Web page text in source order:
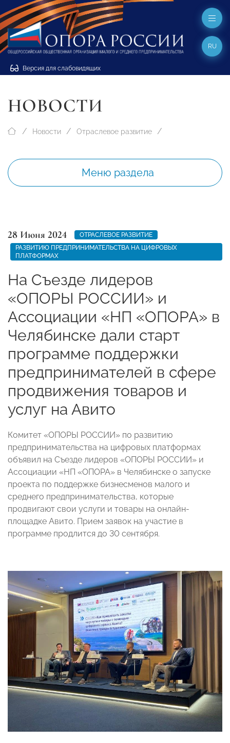
Версия для слабовидящих
RU
НОВОСТИ
Новости Отраслевое развитие
Меню раздела
28 Июня 2024
ОТРАСЛЕВОЕ РАЗВИТИЕ
РАЗВИТИЮ ПРЕДПРИНИМАТЕЛЬСТВА НА ЦИФРОВЫХ
ПЛАТФОРМАХ
На Съезде лидеров
«ОПОРЫ РОССИИ» и
Ассоциации «НП «ОПОРА» в
Челябинске дали старт
программе поддержки
предпринимателей в сфере
продвижения товаров и
услуг на Авито
Комитет «ОПОРЫ РОССИИ» по развитию
предпринимательства на цифровых платформах
объявил на Съезде лидеров «ОПОРЫ РОССИИ» и
Ассоциации «НП «ОПОРА» в Челябинске о запуске
проекта по поддержке бизнесменов малого и
среднего предпринимательства, которые
продвигают свои услуги и товары на онлайн-
площадке Авито. Прием заявок на участие в
программе продлится до 30 сентября.